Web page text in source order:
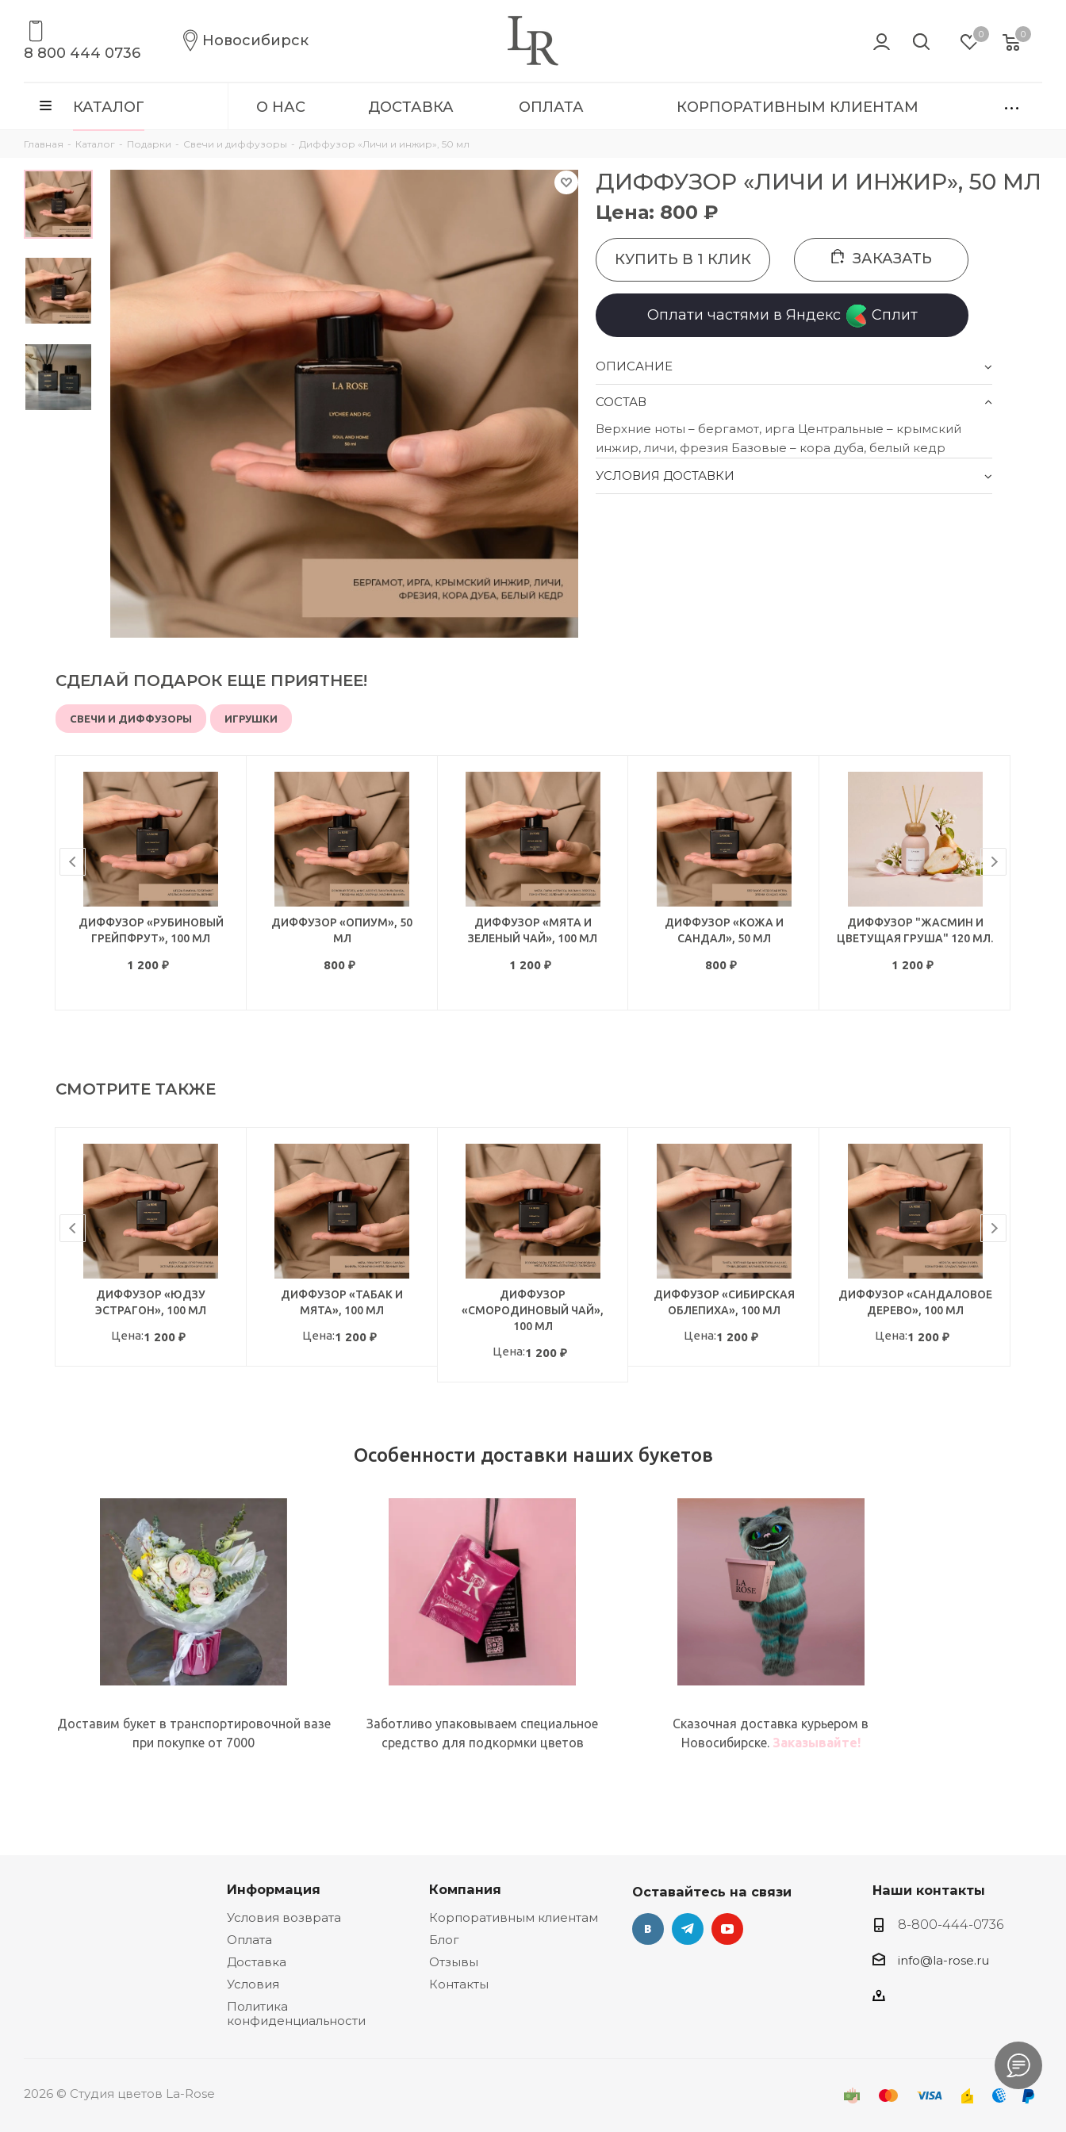
8 800 444 0736
Новосибирск 0 0
КАТАЛОГ О НАС ДОСТАВКА ОПЛАТА КОРПОРАТИВНЫМ КЛИЕНТАМ
Главная - Каталог - Подарки - Свечи и диффузоры - Диффузор «Личи и инжир», 50 мл
ДИФФУЗОР «ЛИЧИ И ИНЖИР», 50 МЛ
Цена: 800 ₽
КУПИТЬ В 1 КЛИК ЗАКАЗАТЬ
Оплати частями в Яндекс Сплит
ОПИСАНИЕ
СОСТАВ
Верхние ноты – бергамот, ирга Центральные – крымский
инжир, личи, фрезия Базовые – кора дуба, белый кедр
УСЛОВИЯ ДОСТАВКИ
СДЕЛАЙ ПОДАРОК ЕЩЕ ПРИЯТНЕЕ!
СВЕЧИ И ДИФФУЗОРЫ ИГРУШКИ
ДИФФУЗОР «РУБИНОВЫЙ
ГРЕЙПФРУТ», 100 МЛ
1 200 ₽
ДИФФУЗОР «ОПИУМ», 50
МЛ
800₽
ДИФФУЗОР «МЯТА И
ЗЕЛЕНЫЙ ЧАЙ», 100 МЛ
1 200₽
ДИФФУЗОР «КОЖА И
САНДАЛ», 50 МЛ
800 ₽
ДИФФУЗОР "ЖАСМИН И
ЦВЕТУЩАЯ ГРУША" 120 МЛ.
1 200₽
СМОТРИТЕ ТАКЖЕ
ДИФФУЗОР «ЮДЗУ
ЭСТРАГОН», 100 МЛ
Цена:1 200₽
ДИФФУЗОР «ТАБАК И
МЯТА», 100 МЛ
Цена:1 200₽
ДИФФУЗОР
«СМОРОДИНОВЫЙ ЧАЙ»,
100 МЛ
Цена:1 200 ₽
ДИФФУЗОР «СИБИРСКАЯ
ОБЛЕПИХА», 100 МЛ
Цена:1 200 ₽
ДИФФУЗОР «САНДАЛОВОЕ
ДЕРЕВО», 100 МЛ
Цена:1 200 ₽
Особенности доставки наших букетов
Доставим букет в транспортировочной вазе
при покупке от 7000
Заботливо упаковываем специальное
средство для подкормки цветов
Сказочная доставка курьером в
Новосибирске. Заказывайте!
Информация
Условия возврата
Оплата
Доставка
Условия
Политика
конфиденциальности
Компания
Корпоративным клиентам
Блог
Отзывы
Контакты
Оставайтесь на связи Наши контакты
8-800-444-0736
info@la-rose.ru
2026 © Студия цветов La-Rose